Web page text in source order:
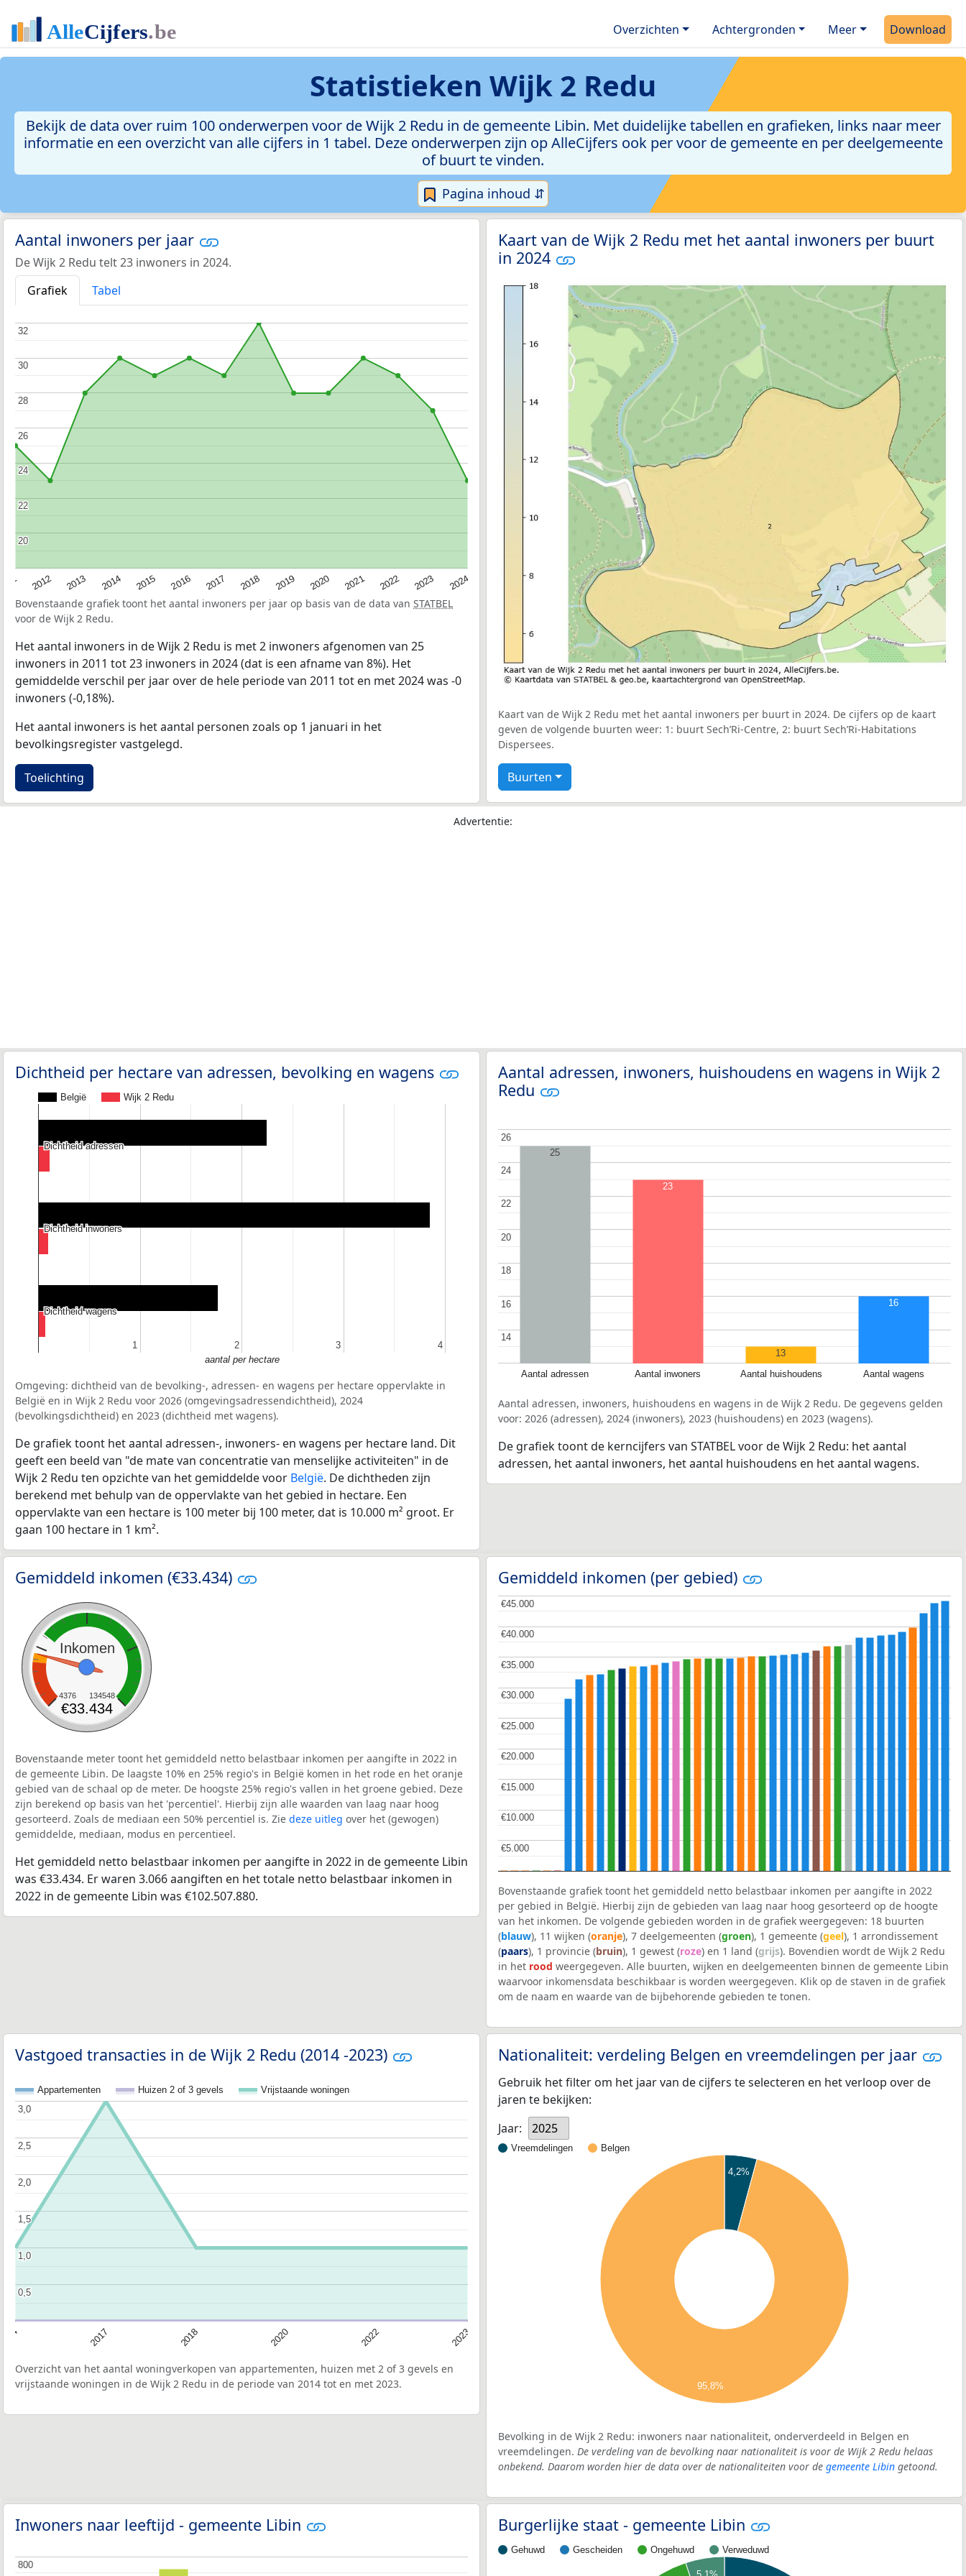
Overzichten Achtergronden Meer Download
Statistieken Wijk 2 Redu
Bekijk de data over ruim 100 onderwerpen voor de Wijk 2 Redu in de gemeente Libin. Met duidelijke tabellen en grafieken, links naar meer
informatie en een overzicht van alle cijfers in 1 tabel. Deze onderwerpen zijn op AlleCijfers ook per voor de gemeente en per deelgemeente
of buurt te vinden.
Pagina inhoud ⇵
Aantal inwoners per jaar
De Wijk 2 Redu telt 23 inwoners in 2024.
Grafiek
Tabel
2012 2013 2014 2015 2016 2017 2018 2019 2020 2021 2022 2023 2024
20
20
22
22
24
24
26
26
28
28
30
30
32
32
Bovenstaande grafiek toont het aantal inwoners per jaar op basis van de data van STATBEL
voor de Wijk 2 Redu.
Het aantal inwoners in de Wijk 2 Redu is met 2 inwoners afgenomen van 25
inwoners in 2011 tot 23 inwoners in 2024 (dat is een afname van 8%). Het
gemiddelde verschil per jaar over de hele periode van 2011 tot en met 2024 was -0
inwoners (-0,18%).
Het aantal inwoners is het aantal personen zoals op 1 januari in het
bevolkingsregister vastgelegd.
Toelichting
Kaart van de Wijk 2 Redu met het aantal inwoners per buurt
in 2024
Kaart van de Wijk 2 Redu met het aantal inwoners per buurt in 2024. De cijfers op de kaart
geven de volgende buurten weer: 1: buurt Sech’Ri-Centre, 2: buurt Sech’Ri-Habitations
Dispersees.
Buurten
Advertentie:
Dichtheid per hectare van adressen, bevolking en wagens
België Wijk 2 Redu
11 2
2 3
3 4
4
Dichtheid adressen
Dichtheid adressen
Dichtheid inwoners
Dichtheid inwoners
Dichtheid wagens
Dichtheid wagens
aantal per hectare
Omgeving: dichtheid van de bevolking-, adressen- en wagens per hectare oppervlakte in
België en in Wijk 2 Redu voor 2026 (omgevingsadressendichtheid), 2024
(bevolkingsdichtheid) en 2023 (dichtheid met wagens).
De grafiek toont het aantal adressen-, inwoners- en wagens per hectare land. Dit
geeft een beeld van "de mate van concentratie van menselijke activiteiten" in de
Wijk 2 Redu ten opzichte van het gemiddelde voor België. De dichtheden zijn
berekend met behulp van de oppervlakte van het gebied in hectare. Een
oppervlakte van een hectare is 100 meter bij 100 meter, dat is 10.000 m² groot. Er
gaan 100 hectare in 1 km².
Aantal adressen, inwoners, huishoudens en wagens in Wijk 2
Redu
Aantal adressen Aantal inwoners Aantal huishoudens Aantal wagens
14
14
16
16
18
18
20
20
22
22
24
24
26
26
25
23
13
16
Aantal adressen, inwoners, huishoudens en wagens in de Wijk 2 Redu. De gegevens gelden
voor: 2026 (adressen), 2024 (inwoners), 2023 (huishoudens) en 2023 (wagens).
De grafiek toont de kerncijfers van STATBEL voor de Wijk 2 Redu: het aantal
adressen, het aantal inwoners, het aantal huishoudens en het aantal wagens.
Gemiddeld inkomen (€33.434)
Inkomen
4376 134548
€33.434
Bovenstaande meter toont het gemiddeld netto belastbaar inkomen per aangifte in 2022 in
de gemeente Libin. De laagste 10% en 25% regio's in België komen in het rode en het oranje
gebied van de schaal op de meter. De hoogste 25% regio's vallen in het groene gebied. Deze
zijn berekend op basis van het 'percentiel'. Hierbij zijn alle waarden van laag naar hoog
gesorteerd. Zoals de mediaan een 50% percentiel is. Zie deze uitleg over het (gewogen)
gemiddelde, mediaan, modus en percentieel.
Het gemiddeld netto belastbaar inkomen per aangifte in 2022 in de gemeente Libin
was €33.434. Er waren 3.066 aangiften en het totale netto belastbaar inkomen in
2022 in de gemeente Libin was €102.507.880.
Gemiddeld inkomen (per gebied)
€5.000
€5.000
€10.000
€10.000
€15.000
€15.000
€20.000
€20.000
€25.000
€25.000
€30.000
€30.000
€35.000
€35.000
€40.000
€40.000
€45.000
€45.000
Bovenstaande grafiek toont het gemiddeld netto belastbaar inkomen per aangifte in 2022
per gebied in België. Hierbij zijn de gebieden van laag naar hoog gesorteerd op de hoogte
van het inkomen. De volgende gebieden worden in de grafiek weergegeven: 18 buurten
(blauw), 11 wijken (oranje), 7 deelgemeenten (groen), 1 gemeente (geel), 1 arrondissement
(paars), 1 provincie (bruin), 1 gewest (roze) en 1 land (grijs). Bovendien wordt de Wijk 2 Redu
in het rood weergegeven. Alle buurten, wijken en deelgemeenten binnen de gemeente Libin
waarvoor inkomensdata beschikbaar is worden weergegeven. Klik op de staven in de grafiek
om de naam en waarde van de bijbehorende gebieden te tonen.
Vastgoed transacties in de Wijk 2 Redu (2014 -2023)
Appartementen Huizen 2 of 3 gevels Vrijstaande woningen
2017 2018 2020 2022 2023
0,5
0,5
1,0
1,0
1,5
1,5
2,0
2,0
2,5
2,5
3,0
3,0
Overzicht van het aantal woningverkopen van appartementen, huizen met 2 of 3 gevels en
vrijstaande woningen in de Wijk 2 Redu in de periode van 2014 tot en met 2023.
Nationaliteit: verdeling Belgen en vreemdelingen per jaar
Gebruik het filter om het jaar van de cijfers te selecteren en het verloop over de
jaren te bekijken:
Jaar:
2025
Vreemdelingen Belgen
4,2%
95,8%
Bevolking in de Wijk 2 Redu: inwoners naar nationaliteit, onderverdeeld in Belgen en
vreemdelingen. De verdeling van de bevolking naar nationaliteit is voor de Wijk 2 Redu helaas
onbekend. Daarom worden hier de data over de nationaliteiten voor de gemeente Libin getoond.
Inwoners naar leeftijd - gemeente Libin
800
800
Burgerlijke staat - gemeente Libin
Gehuwd Gescheiden Ongehuwd Verweduwd